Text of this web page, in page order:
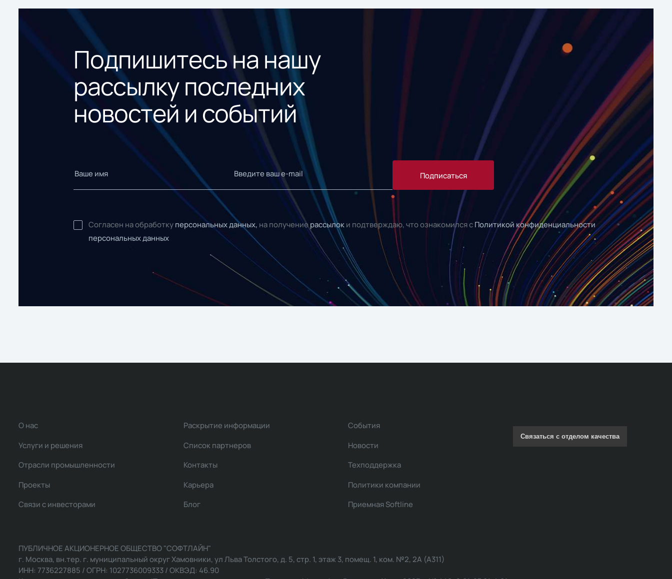
Подпишитесь на нашу
рассылку последних
новостей и событий
Подписаться
Согласен на обработку персональных данных, на получениерассылок и подтверждаю, что ознакомился с Политикой конфиденциальности
персональных данных
О нас
Услуги и решения
Отрасли промышленности
Проекты
Связи с инвесторами
Раскрытие информации
Список партнеров
Контакты
Карьера
Блог
События
Новости
Техподдержка
Политики компании
Приемная Softline
Связаться с отделом качества
ПУБЛИЧНОЕ АКЦИОНЕРНОЕ ОБЩЕСТВО "СОФТЛАЙН"
г. Москва, вн.тер. г. муниципальный округ Хамовники, ул Льва Толстого, д. 5, стр. 1, этаж 3, помещ. 1, ком. №2, 2А (А311)
ИНН: 7736227885 / ОГРН: 1027736009333 / ОКВЭД: 46.90